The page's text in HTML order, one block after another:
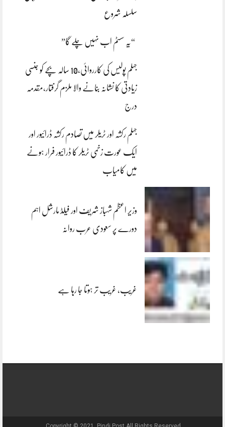
سلسلہ شروع
“یہ سسٹم اب نہیں چلے گا”
جہلم پولیس کی کارروائی،10 سالہ بچے کو جنسی
زیادتی کا نشانہ بنانے والا ملزم گرفتار،مقدمہ
درج
جہلم رکشہ اور ٹریلر میں تصادم رکشہ ڈرائیور اور
ایک عورت زخمی ٹریلر کا ڈرائیور فرار ہونے
میں کامیاب
وزیر اعظم شہباز شریف اور فیلڈ مارشل اہم
دورے پر سعودی عرب روانہ
غریب، غریب تر ہوتا جا رہا ہے